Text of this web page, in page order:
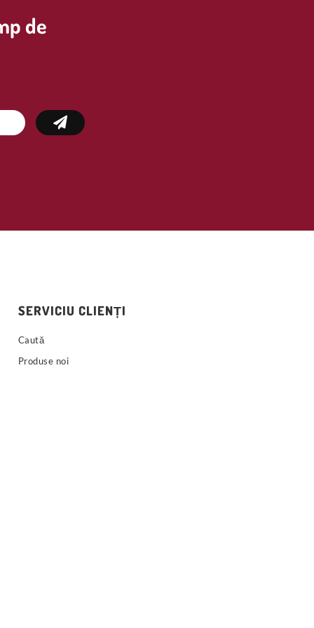
de
SERVICIU CLIENȚI
Caută
Produse noi